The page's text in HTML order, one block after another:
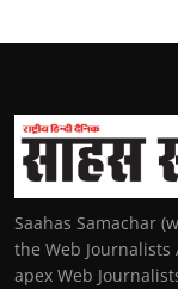
Saahas Samachar
the Web Journalists
apex Web